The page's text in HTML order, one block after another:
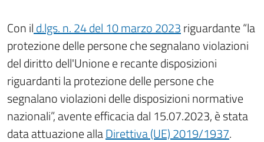
Con ild.lgs. n. 24 del 10 marzo 2023riguardante “la
protezione delle persone che segnalano violazioni
del diritto dell'Unione e recante disposizioni
riguardanti la protezione delle persone che
segnalano violazioni delle disposizioni normative
nazionali”, avente efficacia dal 15.07.2023, è stata
data attuazione allaDirettiva (UE) 2019/1937.